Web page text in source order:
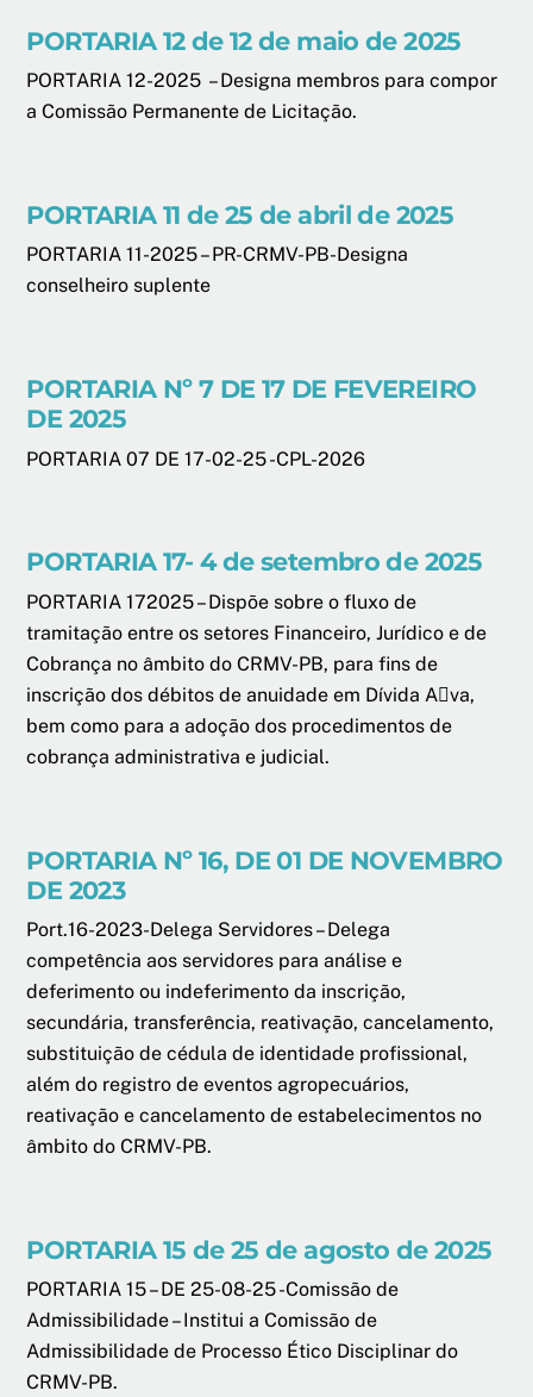
PORTARIA 12 de 12 de maio de 2025
PORTARIA 12-2025 – Designa membros para compor
a Comissão Permanente de Licitação.
PORTARIA 11 de 25 de abril de 2025
PORTARIA 11-2025 – PR-CRMV-PB-Designa
conselheiro suplente
PORTARIA Nº 7 DE 17 DE FEVEREIRO
DE 2025
PORTARIA 07 DE 17-02-25 -CPL-2026
PORTARIA 17- 4 de setembro de 2025
PORTARIA 172025 – Dispõe sobre o fluxo de
tramitação entre os setores Financeiro, Jurídico e de
Cobrança no âmbito do CRMV-PB, para fins de
inscrição dos débitos de anuidade em Dívida A􀀺va,
bem como para a adoção dos procedimentos de
cobrança administrativa e judicial.
PORTARIA Nº 16, DE 01 DE NOVEMBRO
DE 2023
Port.16-2023-Delega Servidores – Delega
competência aos servidores para análise e
deferimento ou indeferimento da inscrição,
secundária, transferência, reativação, cancelamento,
substituição de cédula de identidade profissional,
além do registro de eventos agropecuários,
reativação e cancelamento de estabelecimentos no
âmbito do CRMV-PB.
PORTARIA 15 de 25 de agosto de 2025
PORTARIA 15 – DE 25-08-25 -Comissão de
Admissibilidade – Institui a Comissão de
Admissibilidade de Processo Ético Disciplinar do
CRMV-PB.